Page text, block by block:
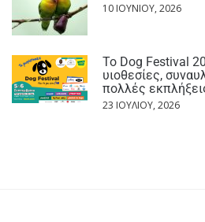
10 ΙΟΥΝΊΟΥ, 2026
Το Dog Festival
υιοθεσίες,
πολλές
23 ΙΟΥΛΊΟΥ, 2026